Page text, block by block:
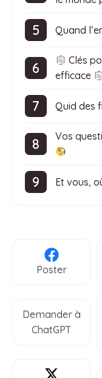
Quand
Clés
efficace
Quid des
Vos
Et vous,
Poster
Demander à
ChatGPT